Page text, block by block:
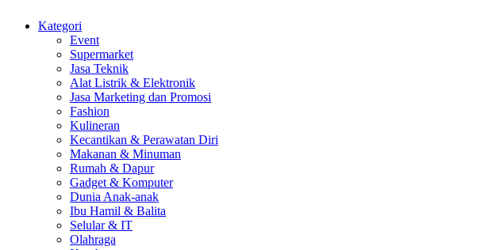
Kategori
Event
Supermarket
Jasa Teknik
Alat Listrik & Elektronik
Jasa Marketing dan Promosi
Fashion
Kulineran
Kecantikan & Perawatan Diri
Makanan & Minuman
Rumah & Dapur
Gadget & Komputer
Dunia Anak-anak
Ibu Hamil & Balita
Selular & IT
Olahraga